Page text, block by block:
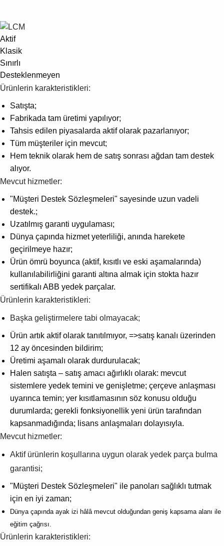
Aktif
Klasik
Sınırlı
Desteklenmeyen
Ürünlerin karakteristikleri:
Satışta;
Fabrikada tam üretimi yapılıyor;
Tahsis edilen piyasalarda aktif olarak pazarlanıyor;
Tüm müşteriler için mevcut;
Hem teknik olarak hem de satış sonrası ağdan tam destek
alıyor.
Mevcut hizmetler:
"Müşteri Destek Sözleşmeleri" sayesinde uzun vadeli
destek.;
Uzatılmış garanti uygulaması;
Dünya çapında hizmet yeterliliği, anında harekete
geçirilmeye hazır;
Ürün ömrü boyunca (aktif, kısıtlı ve eski aşamalarında)
kullanılabilirliğini garanti altına almak için stokta hazır
sertifikalı ABB yedek parçalar.
Ürünlerin karakteristikleri:
Başka geliştirmelere tabi olmayacak;
Ürün artık aktif olarak tanıtılmıyor, =>satış kanalı üzerinden
12 ay öncesinden bildirim;
Üretimi aşamalı olarak durdurulacak;
Halen satışta – satış amacı ağırlıklı olarak: mevcut
sistemlere yedek temini ve genişletme; çerçeve anlaşması
uyarınca temin; yer kısıtlamasının söz konusu olduğu
durumlarda; gerekli fonksiyonellik yeni ürün tarafından
kapsanmadığında; lisans anlaşmaları dolayısıyla.
Mevcut hizmetler:
Aktif ürünlerin koşullarına uygun olarak yedek parça bulma
garantisi;
"Müşteri Destek Sözleşmeleri" ile panoları sağlıklı tutmak
için en iyi zaman;
Dünya çapında ayak izi hâlâ mevcut olduğundan geniş kapsama alanı ile
eğitim çağrısı.
Ürünlerin karakteristikleri: